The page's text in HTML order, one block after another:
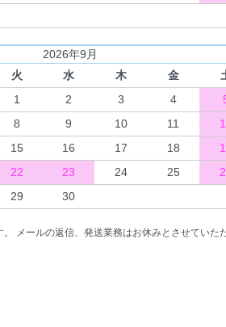
2026年9月
火 水 木 金
1
2 3 4
8 9 10 11
15 16 17 18
22 23 24 25
29 30
。 メールの返信、発送業務はお休みとさせていた